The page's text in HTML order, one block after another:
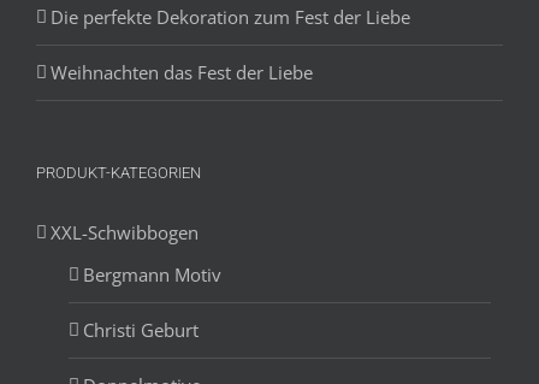
Die perfekte Dekoration zum Fest der Liebe
Weihnachten das Fest der Liebe
PRODUKT-KATEGORIEN
XXL-Schwibbogen
Bergmann Motiv
Christi Geburt